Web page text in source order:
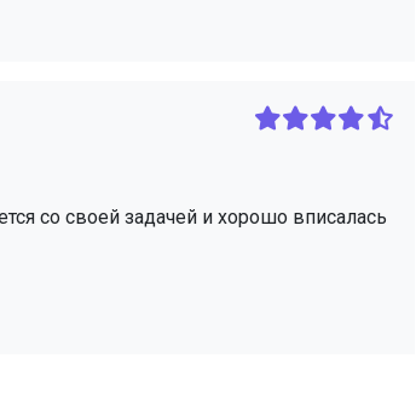
со своей задачей и хорошо вписалась